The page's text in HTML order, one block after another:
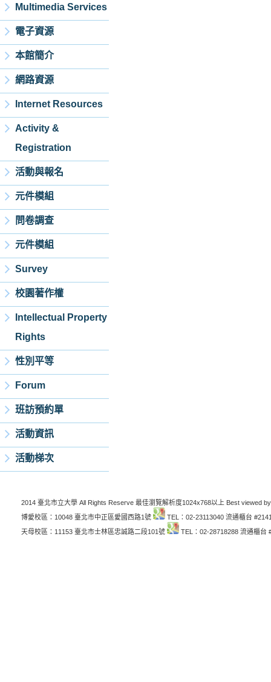
Multimedia Services
電子資源
本館簡介
網路資源
Internet Resources
Activity &
Registration
活動與報名
元件模組
問卷調查
元件模組
Survey
校園著作權
Intellectual Property
Rights
性別平等
Forum
班訪預約單
活動資訊
活動梯次
2014 臺北市立大學 All Rights Reserve 最佳瀏覽解析度1024x768以上 Best viewed
博愛校區：10048 臺北市中正區愛國西路1號
TEL：02-23113040 流通櫃台
天母校區：11153 臺北市士林區忠誠路二段101號
TEL：02-28718288 流通櫃台